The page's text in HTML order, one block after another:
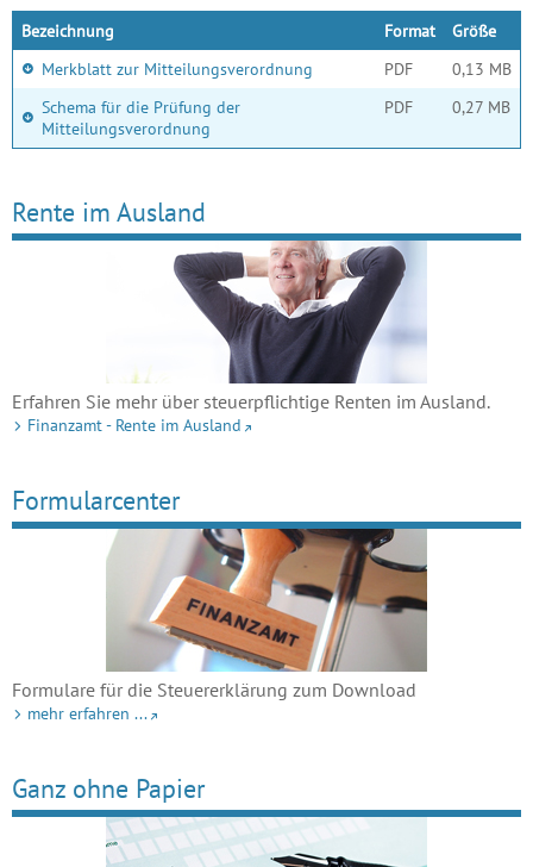
Bezeichnung Format
Größe
Merkblatt zur Mitteilungsverordnung
PDF
0,13 MB
Schema für die Prüfung der
Mitteilungsverordnung
PDF 0,27 MB
Rente im Ausland
Erfahren Sie mehr über steuerpflichtige Renten im Ausland.
Finanzamt - Rente im Ausland
Formularcenter
Formulare für die Steuererklärung zum Download
mehr erfahren ...
Ganz ohne Papier